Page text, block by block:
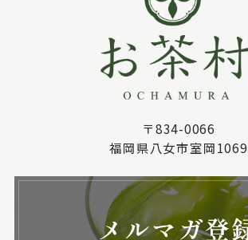
〒834-0066
福岡県八女市室岡1069